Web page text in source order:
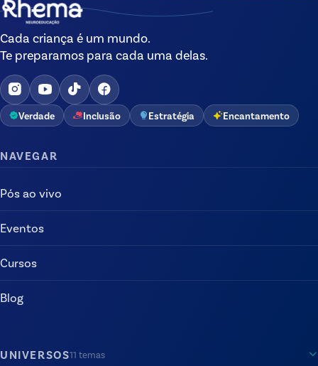
Cada criança é um mundo.
Te preparamos para cada uma delas.
Verdade Inclusão Estratégia Encantamento
NAVEGAR
Pós ao vivo
Eventos
Cursos
Blog
UNIVERSOS11 temas